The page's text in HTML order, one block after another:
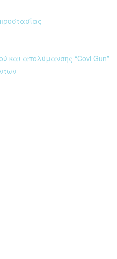
και απολύμανσης “Covi Gun”